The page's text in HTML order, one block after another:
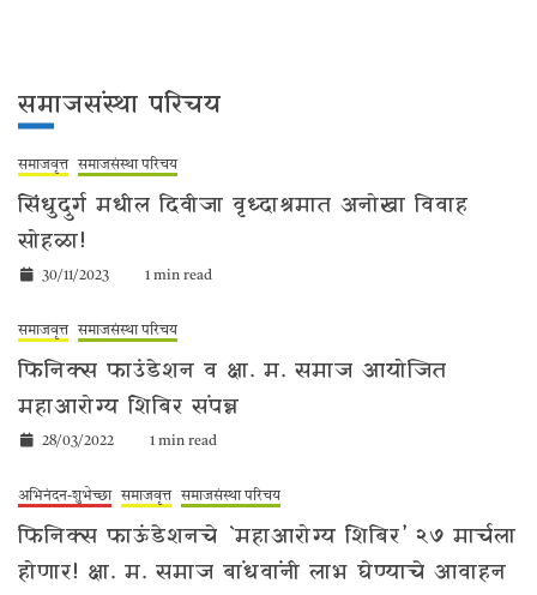
समाजसंस्था परिचय
समाजवृत्त समाजसंस्था परिचय
सिंधुदुर्ग मधील दिवीजा वृध्दाश्रमात अनोखा विवाह
सोहळा!
30/11/2023 1 min read
समाजवृत्त समाजसंस्था परिचय
फिनिक्स फाउंडेशन व क्षा. म. समाज आयोजित
महाआरोग्य शिबिर संपन्न
28/03/2022 1 min read
अभिनंदन-शुभेच्छा समाजवृत्त समाजसंस्था परिचय
फिनिक्स फाऊंडेशनचे `महाआरोग्य शिबिर’ २७ मार्चला
होणार! क्षा. म. समाज बांधवांनी लाभ घेण्याचे आवाहन